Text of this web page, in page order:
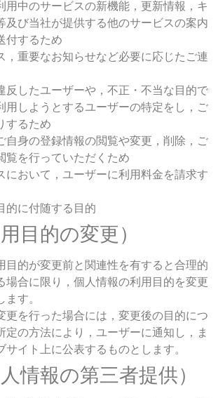
用中のサービスの新機能，更新情報，キ
及び当社が提供する他のサービスの案内
付するため
，重要なお知らせなど必要に応じたご連
反したユーザーや，不正・不当な目的で
用しようとするユーザーの特定をし，ご
するため
自身の登録情報の閲覧や変更，削除，ご
覧を行っていただくため
において，ユーザーに利用料金を請求す
的に付随する目的
目的の変更）
目的が変更前と関連性を有すると合理的
場合に限り，個人情報の利用目的を変更
す。
更を行った場合には，変更後の目的につ
定の方法により，ユーザーに通知し，ま
サイト上に公表するものとします。
情報の第三者提供）